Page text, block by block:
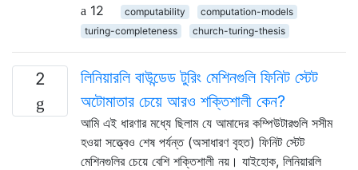
12
computability
computation-models
turing-completeness
church-turing-thesis
2
লিনিয়ারলি বাউন্ডেড টুরিং মেশিনগুলি ফিনিট স্টেট
অটোমাতার চেয়ে আরও শক্তিশালী কেন?
আমি এই ধারণার মধ্যে ছিলাম যে আমাদের কম্পিউটারগুলি সসীম
হওয়া সত্ত্বেও শেষ পর্যন্ত (অসাধারণ বৃহত) ফিনিট স্টেট
মেশিনগুলির চেয়ে বেশি শক্তিশালী নয়। যাইহোক, লিনিয়ারলি